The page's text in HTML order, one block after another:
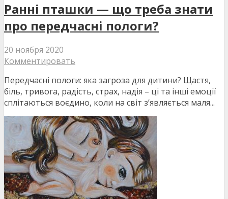
Ранні пташки — що треба знати
про передчасні пологи?
20 ноября 2020
Комментировать
Передчасні пологи: яка загроза для дитини? Щастя,
біль, тривога, радість, страх, надія – ці та інші емоції
сплітаються воєдино, коли на світ з’являється маля...